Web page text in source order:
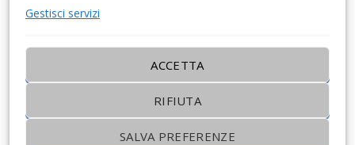
Gestisci servizi
ACCETTA
RIFIUTA
SALVA PREFERENZE